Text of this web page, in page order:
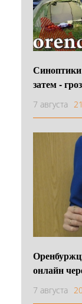
затем -
7 августа
онлайн
7 августа